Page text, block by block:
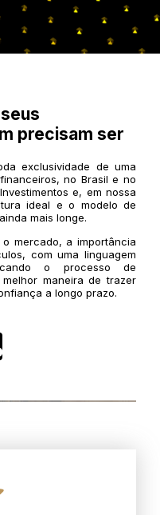
precisam ser
exclusividade de uma
no Brasil e no
e, em nossa
ideal e o modelo de
mais longe.
mercado, a importância
com uma linguagem
o processo de
maneira de trazer
a longo prazo.